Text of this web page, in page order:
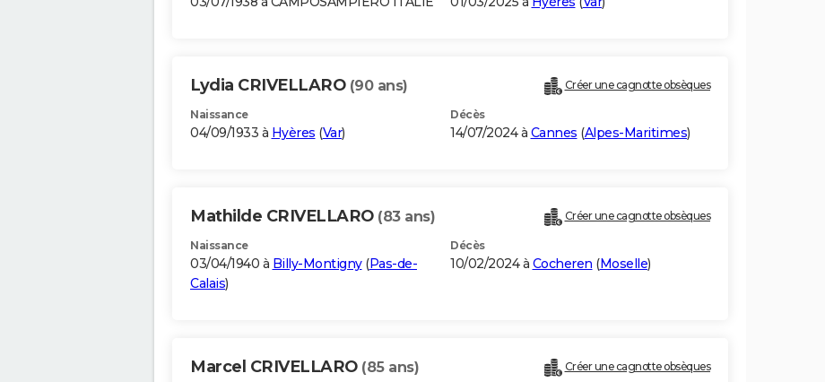
Lydia CRIVELLARO (90 ans) Créer une cagnotte obsèques
Naissance
04/09/1933 à Hyères (Var)
Décès
14/07/2024 à Cannes (Alpes-Maritimes)
Mathilde CRIVELLARO (83 ans) Créer une cagnotte obsèques
Naissance
03/04/1940 à Billy-Montigny(Pas-de-
Calais)
Décès
10/02/2024 à Cocheren (Moselle)
Marcel CRIVELLARO (85 ans) Créer une cagnotte obsèques